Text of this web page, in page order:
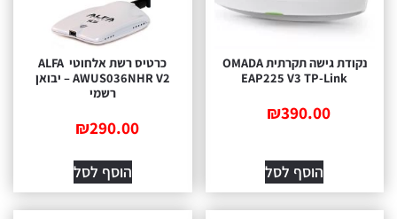
נקודת גישה תקרתית OMADA
EAP225 V3 TP-Link
₪390.00
הוסף לסל
כרטיס רשת אלחוטי ALFA
AWUS036NHR V2 – יבואן
רשמי
₪290.00
הוסף לסל